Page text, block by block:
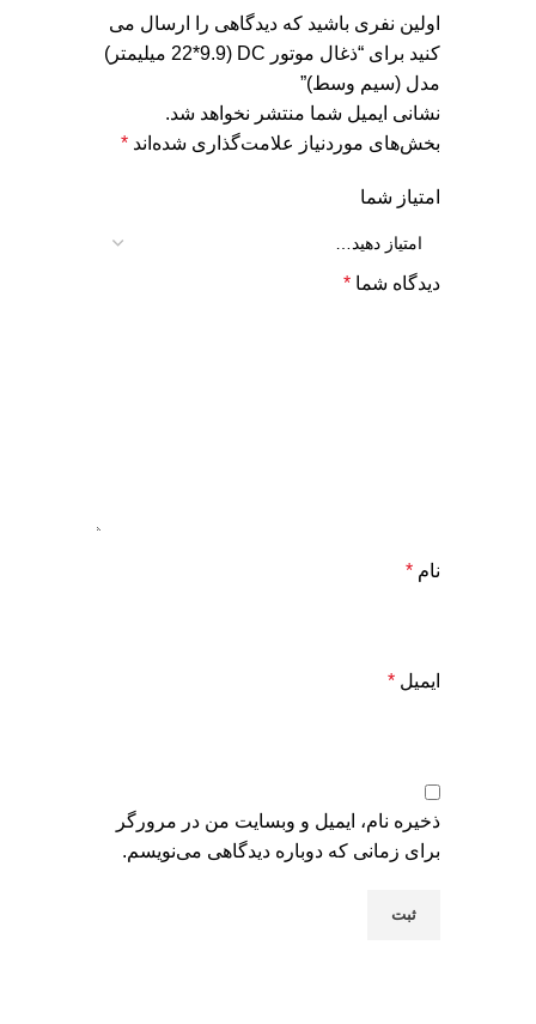
اولین نفری باشید که دیدگاهی را ارسال می
کنید برای “ذغال موتور DC (22*9.9 میلیمتر)
مدل (سیم وسط)”
نشانی ایمیل شما منتشر نخواهد شد.
بخش‌های موردنیاز علامت‌گذاری شده‌اند *
امتیاز شما
دیدگاه شما *
نام *
ایمیل *
ذخیره نام، ایمیل و وبسایت من در مرورگر
برای زمانی که دوباره دیدگاهی می‌نویسم.